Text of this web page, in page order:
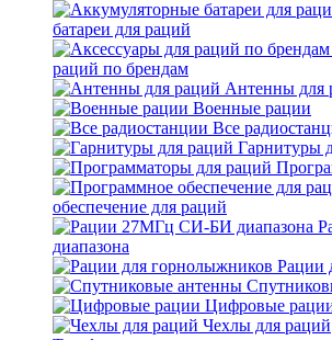
батареи для раций
раций по брендам
Антенны для
Военные рации
Все
Гарнитуры
обеспечение для раций
диапазона
Рации
Цифровые
Чехлы для раций